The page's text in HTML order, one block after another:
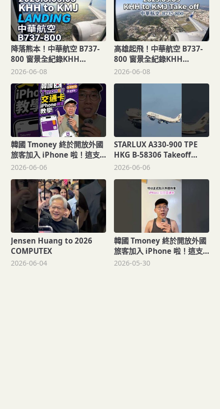
降落熊本！中華航空 B737-
800 窗景全紀錄KHH
KMJ【Joe愛到處玩】
2026-06-08
高雄起飛！中華航空 B737-
800 窗景全紀錄KHH
KMJ【Joe愛到處玩】
2026-06-08
韓國 Tmoney 終於開放外國
旅客加入 iPhone 啦！這支
影片一分鐘教你怎麼設定，
通卡，直接用手機就能搭地
鐵搭公車，連便利商店也能
輕鬆付款！
2026-06-06
STARLUX A330-900 TPE
HKG B-58306 Takeoff
2026.06.01
2026-06-06
Jensen Huang to 2026
COMPUTEX
2026-06-04
韓國 Tmoney 終於開放外國
旅客加入 iPhone 啦！這支
影片一分鐘教你怎麼設定，
2026-05-30